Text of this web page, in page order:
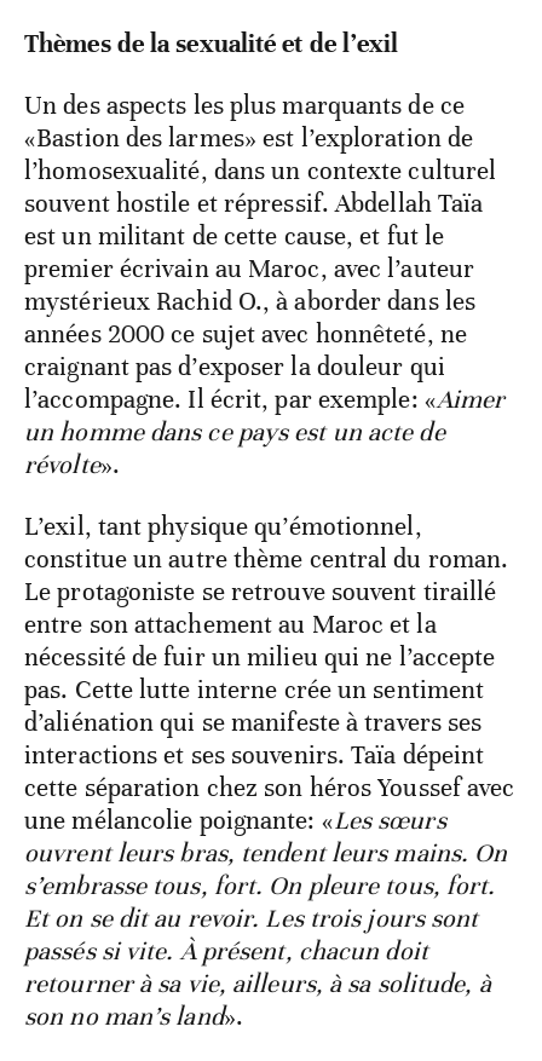
Thèmes de la sexualité et de l’exil
Un des aspects les plus marquants de ce
«Bastion des larmes» est l’exploration de
l’homosexualité, dans un contexte culturel
souvent hostile et répressif. Abdellah Taïa
est un militant de cette cause, et fut le
premier écrivain au Maroc, avec l’auteur
mystérieux Rachid O., à aborder dans les
années 2000 ce sujet avec honnêteté, ne
craignant pas d’exposer la douleur qui
l’accompagne. Il écrit, par exemple: «Aimer
un homme dans ce pays est un acte de
révolte».
L’exil, tant physique qu’émotionnel,
constitue un autre thème central du roman.
Le protagoniste se retrouve souvent tiraillé
entre son attachement au Maroc et la
nécessité de fuir un milieu qui ne l’accepte
pas. Cette lutte interne crée un sentiment
d’aliénation qui se manifeste à travers ses
interactions et ses souvenirs. Taïa dépeint
cette séparation chez son héros Youssef avec
une mélancolie poignante: «Les sœurs
ouvrent leurs bras, tendent leurs mains. On
s’embrasse tous, fort. On pleure tous, fort.
Et on se dit au revoir. Les trois jours sont
passés si vite. À présent, chacun doit
retourner à sa vie, ailleurs, à sa solitude, à
son no man’s land».